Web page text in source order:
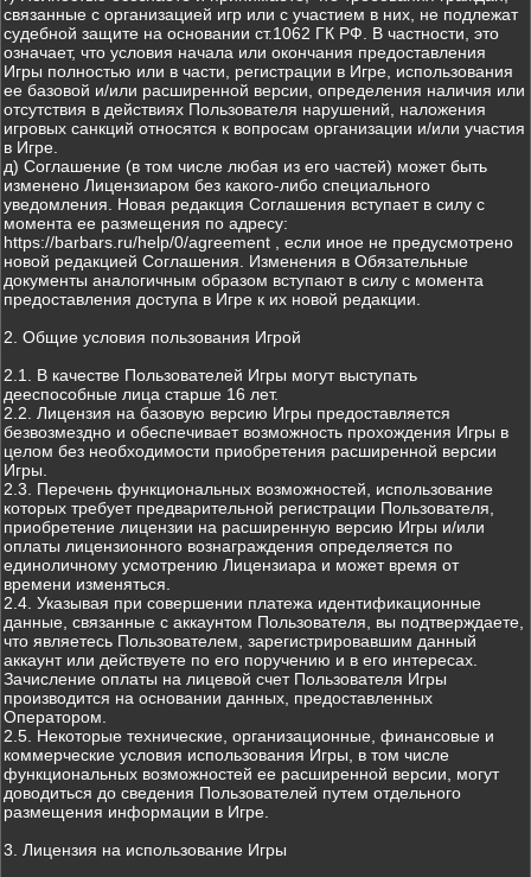
связанные с организацией игр или с участием в них, не подлежат
судебной защите на основании ст.1062 ГК РФ. В частности, это
означает, что условия начала или окончания предоставления
Игры полностью или в части, регистрации в Игре, использования
ее базовой и/или расширенной версии, определения наличия или
отсутствия в действиях Пользователя нарушений, наложения
игровых санкций относятся к вопросам организации и/или участия
в Игре.
д) Соглашение (в том числе любая из его частей) может быть
изменено Лицензиаром без какого-либо специального
уведомления. Новая редакция Соглашения вступает в силу с
момента ее размещения по адресу:
https://barbars.ru/help/0/agreement , если иное не предусмотрено
новой редакцией Соглашения. Изменения в Обязательные
документы аналогичным образом вступают в силу с момента
предоставления доступа в Игре к их новой редакции.
2. Общие условия пользования Игрой
2.1. В качестве Пользователей Игры могут выступать
дееспособные лица старше 16 лет.
2.2. Лицензия на базовую версию Игры предоставляется
безвозмездно и обеспечивает возможность прохождения Игры в
целом без необходимости приобретения расширенной версии
Игры.
2.3. Перечень функциональных возможностей, использование
которых требует предварительной регистрации Пользователя,
приобретение лицензии на расширенную версию Игры и/или
оплаты лицензионного вознаграждения определяется по
единоличному усмотрению Лицензиара и может время от
времени изменяться.
2.4. Указывая при совершении платежа идентификационные
данные, связанные с аккаунтом Пользователя, вы подтверждаете,
что являетесь Пользователем, зарегистрировавшим данный
аккаунт или действуете по его поручению и в его интересах.
Зачисление оплаты на лицевой счет Пользователя Игры
производится на основании данных, предоставленных
Оператором.
2.5. Некоторые технические, организационные, финансовые и
коммерческие условия использования Игры, в том числе
функциональных возможностей ее расширенной версии, могут
доводиться до сведения Пользователей путем отдельного
размещения информации в Игре.
3. Лицензия на использование Игры